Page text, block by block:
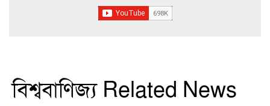
বিশ্ববাণিজ্য Related News